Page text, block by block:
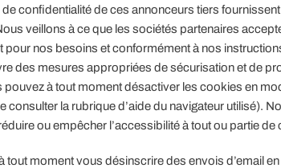
confidentialité de ces annonceurs tiers
veillons à ce que les sociétés partenaires
pour nos besoins et conformément à nos
des mesures appropriées de sécurisation et de
pouvez à tout moment désactiver les cookies en
consulter la rubrique d’aide du navigateur utilisé).
ou empêcher l’accessibilité à tout ou partie
tout moment vous désinscrire des envois d’email